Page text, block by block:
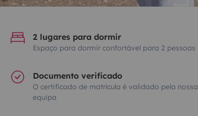
2 lugares para dormir
Espaço para dormir confortável para 2 pessoas
Documento verificado
O certificado de matrícula é validado pela nossa
equipa